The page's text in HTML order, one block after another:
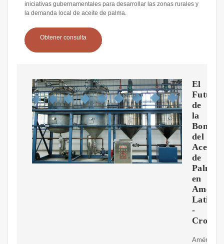
iniciativas gubernamentales para desarrollar las zonas rurales y
la demanda local de aceite de palma.
Obtener consulta
El
Futuro
de
la
del
Aceite
de
Palma
en
Latina
-
Croper
América